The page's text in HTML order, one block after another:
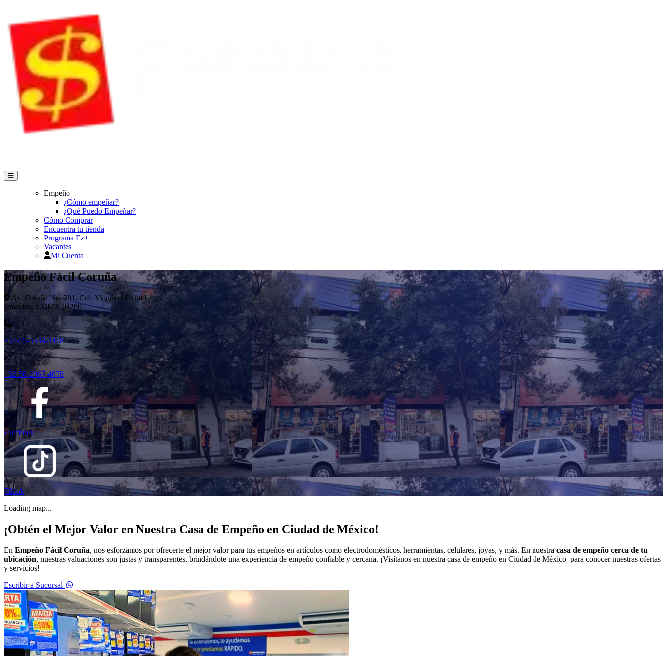
Empeño
¿Cómo empeñar?
¿Qué Puedo Empeñar?
Cómo Comprar
Encuentra tu tienda
Programa Ez+
Vacantes
Mi Cuenta
Empeño Fácil Coruña
Av. Coruña No. 281, Col. Viaducto Piedad
Iztacalco, CDMX 08200
+52-55-5538-3458
+52-56-2067-4678
Facebook
Tiktok
Loading map...
¡Obtén el Mejor Valor en Nuestra Casa de Empeño en Ciudad de México!
En Empeño Fácil Coruña, nos esforzamos por ofrecerte el mejor valor para tus empeños en artículos como electrodomésticos, herramientas, celulares, joyas, y más. En nuestra casa de empeño cerca de tu
ubicación, nuestras valuaciones son justas y transparentes, brindándote una experiencia de empeño confiable y cercana. ¡Visítanos en nuestra casa de empeño en Ciudad de México para conocer nuestras ofertas
y servicios!
Escribir a Sucursal